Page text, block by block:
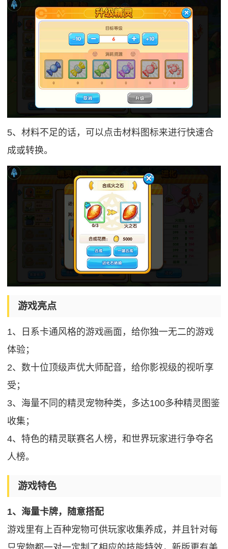
5、材料不足的话，可以点击材料图标来进行快速合
成或转换。
游戏亮点
1、日系卡通风格的游戏画面，给你独一无二的游戏
体验；
2、数十位顶级声优大师配音，给你影视级的视听享
受；
3、海量不同的精灵宠物种类，多达100多种精灵图鉴
收集；
4、特色的精灵联赛名人榜，和世界玩家进行争夺名
人榜。
游戏特色
1、海量卡牌，随意搭配
游戏里有上百种宠物可供玩家收集养成，并且针对每